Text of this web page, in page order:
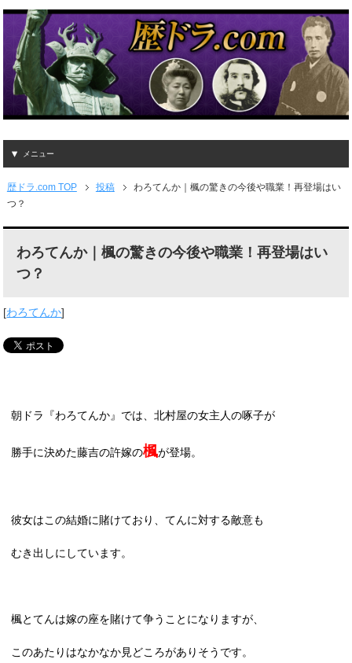
メニュー
歴ドラ.com TOP 投稿
わろてんか｜楓の驚きの今後や職業！再登場はい
つ？
わろてんか｜楓の驚きの今後や職業！再登場はい
つ？
[わろてんか]
朝ドラ『わろてんか』では、北村屋の女主人の啄子が
勝手に決めた藤吉の許嫁の楓が登場。
彼女はこの結婚に賭けており、てんに対する敵意も
むき出しにしています。
楓とてんは嫁の座を賭けて争うことになりますが、
このあたりはなかなか見どころがありそうです。